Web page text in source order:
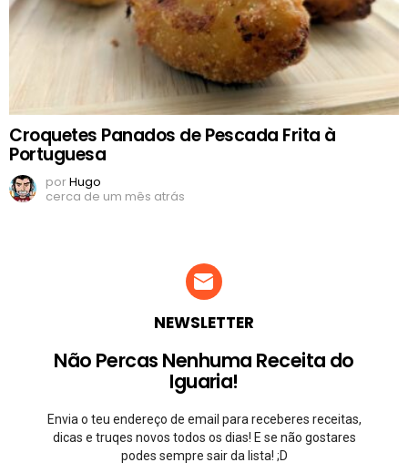
Croquetes Panados de Pescada Frita à
Portuguesa
porHugo
cerca de um mês atrás
NEWSLETTER
Não Percas Nenhuma Receita do
Iguaria!
Envia o teu endereço de email para receberes receitas,
dicas e truqes novos todos os dias! E se não gostares
podes sempre sair da lista! ;D